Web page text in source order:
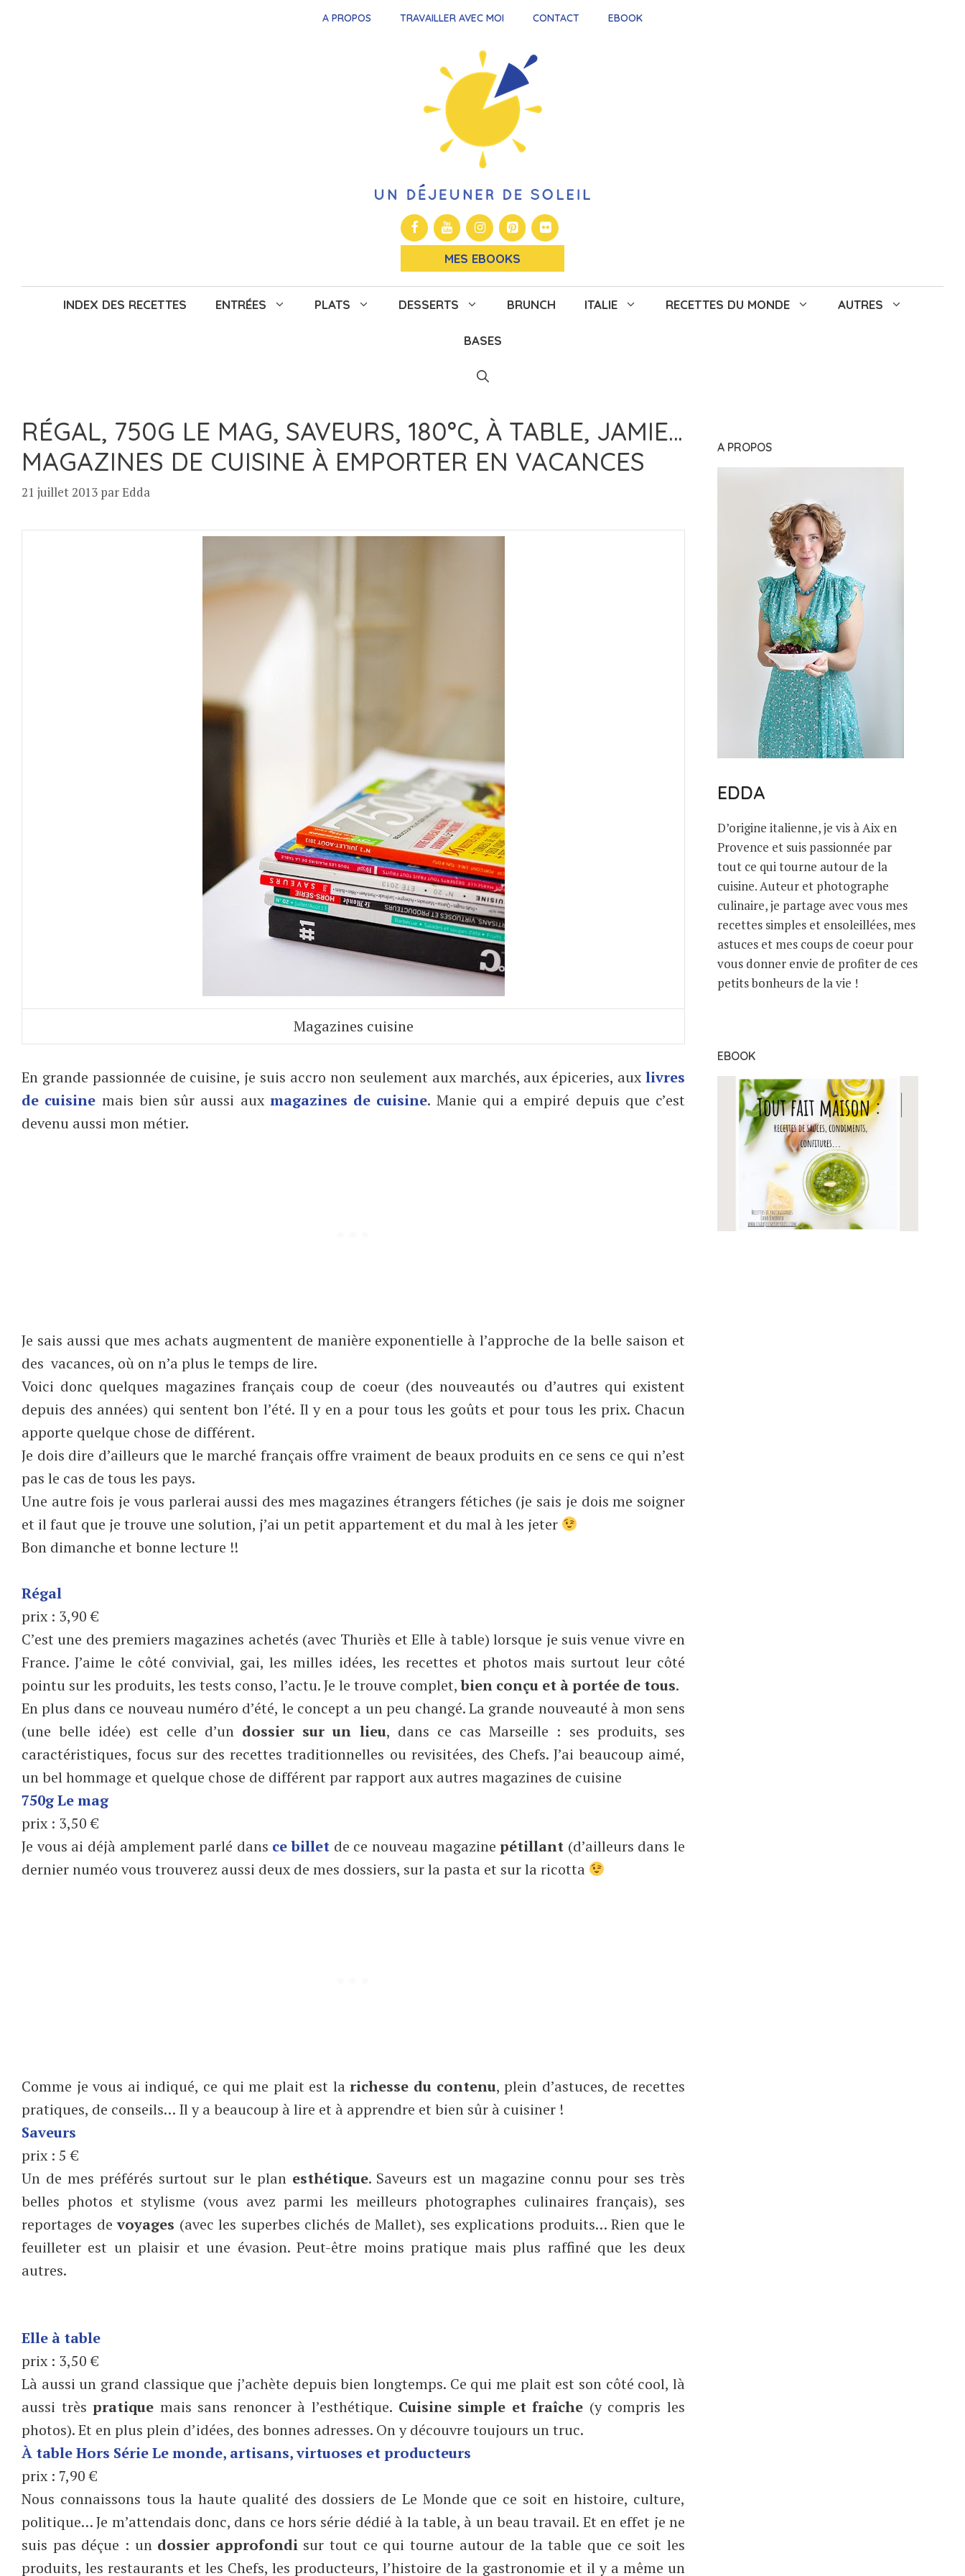
A PROPOS TRAVAILLER AVEC MOI CONTACT EBOOK
MES EBOOKS
INDEX DES RECETTES ENTRÉES PLATS DESSERTS BRUNCH ITALIE RECETTES DU MONDE AUTRES
BASES
RÉGAL, 750G LE MAG, SAVEURS, 180°C, À TABLE, JAMIE…
MAGAZINES DE CUISINE À EMPORTER EN VACANCES
21 juillet 2013 parEdda
Magazines cuisine
En grande passionnée de cuisine, je suis accro non seulement aux marchés, aux épiceries, aux livres
de cuisine mais bien sûr aussi aux magazines de cuisine. Manie qui a empiré depuis que c’est
devenu aussi mon métier.
Je sais aussi que mes achats augmentent de manière exponentielle à l’approche de la belle saison et
des vacances, où on n’a plus le temps de lire.
Voici donc quelques magazines français coup de coeur (des nouveautés ou d’autres qui existent
depuis des années) qui sentent bon l’été. Il y en a pour tous les goûts et pour tous les prix. Chacun
apporte quelque chose de différent.
Je dois dire d’ailleurs que le marché français offre vraiment de beaux produits en ce sens ce qui n’est
pas le cas de tous les pays.
Une autre fois je vous parlerai aussi des mes magazines étrangers fétiches (je sais je dois me soigner
et il faut que je trouve une solution, j’ai un petit appartement et du mal à les jeter
Bon dimanche et bonne lecture !!
Régal
prix : 3,90 €
C’est une des premiers magazines achetés (avec Thuriès et Elle à table) lorsque je suis venue vivre en
France. J’aime le côté convivial, gai, les milles idées, les recettes et photos mais surtout leur côté
pointu sur les produits, les tests conso, l’actu. Je le trouve complet,bien conçu et à portée de tous.
En plus dans ce nouveau numéro d’été, le concept a un peu changé. La grande nouveauté à mon sens
(une belle idée) est celle d’un dossier sur un lieu, dans ce cas Marseille : ses produits, ses
caractéristiques, focus sur des recettes traditionnelles ou revisitées, des Chefs. J’ai beaucoup aimé,
un bel hommage et quelque chose de différent par rapport aux autres magazines de cuisine
750g Le mag
prix : 3,50 €
Je vous ai déjà amplement parlé dans ce billet de ce nouveau magazinepétillant (d’ailleurs dans le
dernier numéo vous trouverez aussi deux de mes dossiers, sur la pasta et sur la ricotta
Comme je vous ai indiqué, ce qui me plait est larichesse du contenu, plein d’astuces, de recettes
pratiques, de conseils… Il y a beaucoup à lire et à apprendre et bien sûr à cuisiner !
Saveurs
prix : 5 €
Un de mes préférés surtout sur le plan esthétique. Saveurs est un magazine connu pour ses très
belles photos et stylisme (vous avez parmi les meilleurs photographes culinaires français), ses
reportages devoyages (avec les superbes clichés de Mallet), ses explications produits… Rien que le
feuilleter est un plaisir et une évasion. Peut-être moins pratique mais plus raffiné que les deux
autres.
Elle à table
prix : 3,50 €
Là aussi un grand classique que j’achète depuis bien longtemps. Ce qui me plait est son côté cool, là
aussi trèspratique mais sans renoncer à l’esthétique. Cuisine simple et fraîche (y compris les
photos). Et en plus plein d’idées, des bonnes adresses. On y découvre toujours un truc.
À table Hors Série Le monde, artisans, virtuoses et producteurs
prix : 7,90 €
Nous connaissons tous la haute qualité des dossiers de Le Monde que ce soit en histoire, culture,
politique… Je m’attendais donc, dans ce hors série dédié à la table, à un beau travail. Et en effet je ne
suis pas déçue : un dossier approfondi sur tout ce qui tourne autour de la table que ce soit les
produits, les restaurants et les Chefs, les producteurs, l’histoire de la gastronomie et il y a même un
A PROPOS
EDDA
D’origine italienne, je vis à Aix en
Provence et suis passionnée par
tout ce qui tourne autour de la
cuisine. Auteur et photographe
culinaire, je partage avec vous mes
recettes simples et ensoleillées, mes
astuces et mes coups de coeur pour
vous donner envie de profiter de ces
petits bonheurs de la vie !
EBOOK